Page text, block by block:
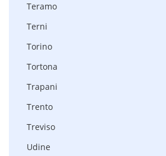
Teramo
Terni
Torino
Tortona
Trapani
Trento
Treviso
Udine